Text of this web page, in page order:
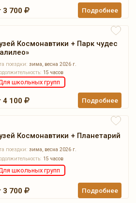
3 700 Подробнее
Космонавтики + Парк чудес
поездки: зима, весна 2026 г.
15 часов
школьных групп
4 100 Подробнее
Космонавтики + Планетарий
поездки: зима, весна 2026 г.
15 часов
школьных групп
3 700 Подробнее